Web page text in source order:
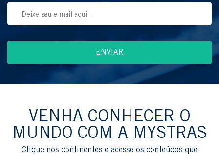
VENHA CONHECER O
MUNDO COM A MYSTRAS
Clique nos continentes e acesse os conteúdos que